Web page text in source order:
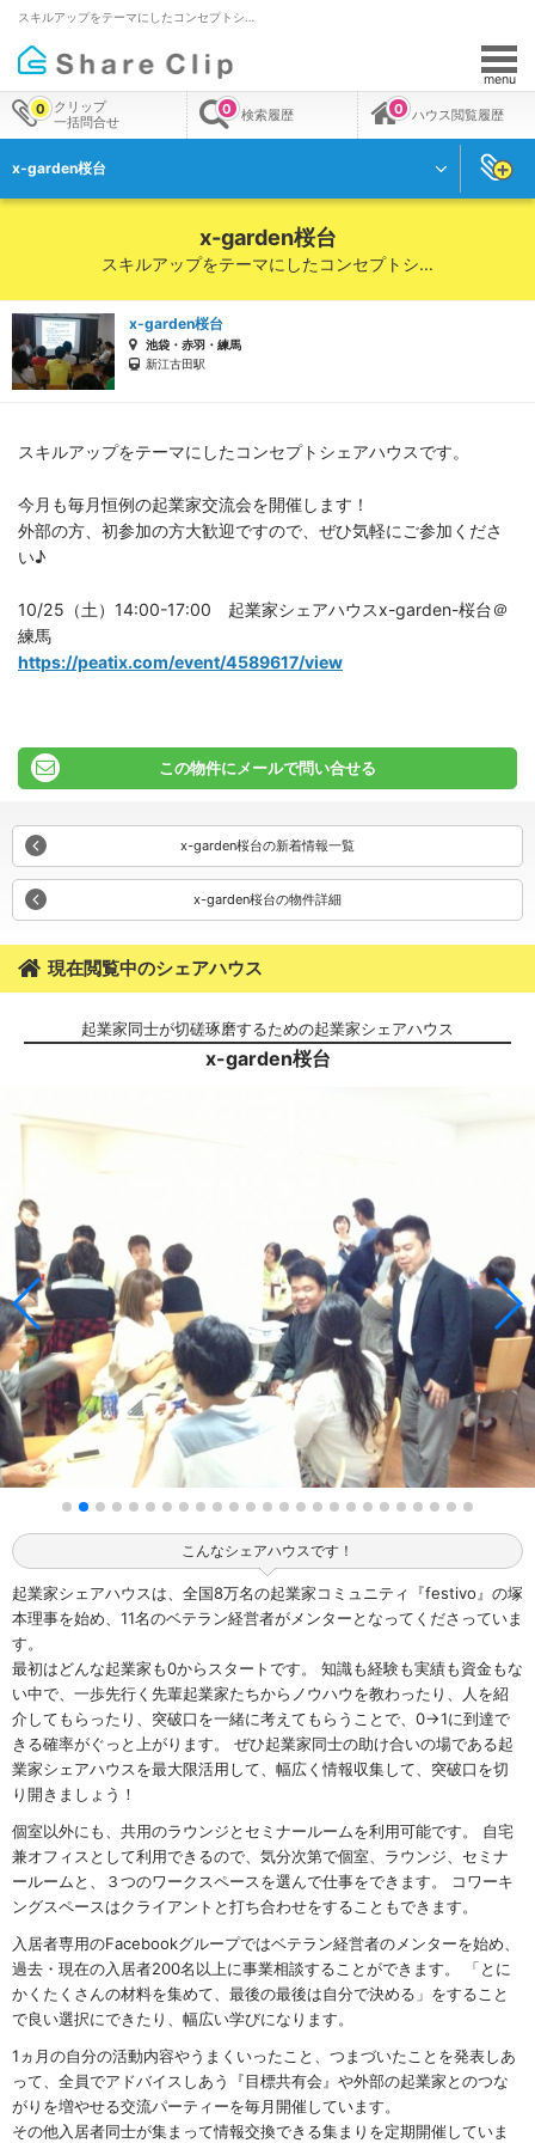
スキルアップをテーマにしたコンセプトシ…
menu
クリップ
一括問合せ
0 検索履歴
0 ハウス閲覧履歴
0
x-garden桜台
x-garden桜台
スキルアップをテーマにしたコンセプトシ…
x-garden桜台
池袋・赤羽・練馬
新江古田駅
スキルアップをテーマにしたコンセプトシェアハウスです。
今月も毎月恒例の起業家交流会を開催します！
外部の方、初参加の方大歓迎ですので、ぜひ気軽にご参加くださ
い♪
10/25（土）14:00-17:00 起業家シェアハウスx-garden-桜台＠
練馬
https://peatix.com/event/4589617/view
この物件にメールで問い合せる
x-garden桜台の新着情報一覧
x-garden桜台の物件詳細
現在閲覧中のシェアハウス
起業家同士が切磋琢磨するための起業家シェアハウス
x-garden桜台
こんなシェアハウスです！
起業家シェアハウスは、全国8万名の起業家コミュニティ『festivo』の塚
本理事を始め、11名のベテラン経営者がメンターとなってくださっていま
す。
最初はどんな起業家も0からスタートです。 知識も経験も実績も資金もな
い中で、一歩先行く先輩起業家たちからノウハウを教わったり、人を紹
介してもらったり、突破口を一緒に考えてもらうことで、0→1に到達で
きる確率がぐっと上がります。 ぜひ起業家同士の助け合いの場である起
業家シェアハウスを最大限活用して、幅広く情報収集して、突破口を切
り開きましょう！
個室以外にも、共用のラウンジとセミナールームを利用可能です。 自宅
兼オフィスとして利用できるので、気分次第で個室、ラウンジ、セミナ
ールームと、３つのワークスペースを選んで仕事をできます。 コワーキ
ングスペースはクライアントと打ち合わせをすることもできます。
入居者専用のFacebookグループではベテラン経営者のメンターを始め、
過去・現在の入居者200名以上に事業相談することができます。 「とに
かくたくさんの材料を集めて、最後の最後は自分で決める」をすること
で良い選択にできたり、幅広い学びになります。
1ヵ月の自分の活動内容やうまくいったこと、つまづいたことを発表しあ
って、全員でアドバイスしあう『目標共有会』や外部の起業家とのつな
がりを増やせる交流パーティーを毎月開催しています。
その他入居者同士が集まって情報交換できる集まりを定期開催していま